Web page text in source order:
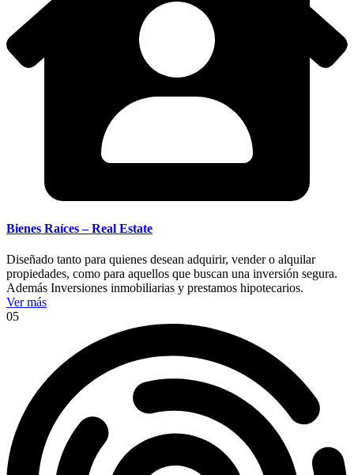
Bienes Raíces – Real Estate
Diseñado tanto para quienes desean adquirir, vender o alquilar
propiedades, como para aquellos que buscan una inversión segura.
Además Inversiones inmobiliarias y prestamos hipotecarios.
Ver más
05